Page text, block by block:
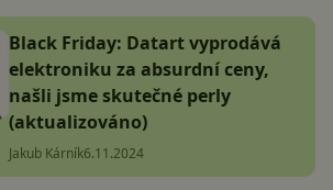
Black Friday: Datart vyprodává
elektroniku za absurdní ceny,
našli jsme skutečné perly
(aktualizováno)
Jakub Kárník6.11.2024